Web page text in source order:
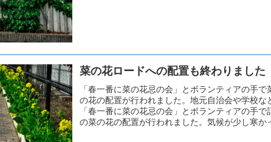
菜の花ロードへの配置も終わりました
「春一番に菜の花忌の会」とボランティアの手
の花の配置が行われました。地元自治会や学校な
「春一番に菜の花忌の会」とボランティアの手
の菜の花の配置が行われました。気候が少し寒か